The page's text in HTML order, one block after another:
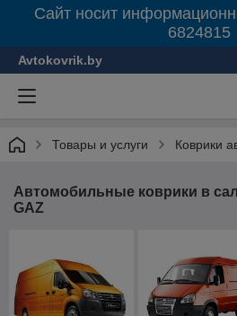
Сайт носит
6824815
Avtokovrik.by
Товары и услуги Коврики
Автомобильные коврики в
GAZ